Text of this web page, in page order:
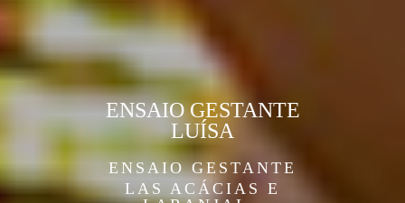
ENSAIO GESTANTE
LAS ACÁCIAS E
ENSAIO GESTANTE
LUÍSA